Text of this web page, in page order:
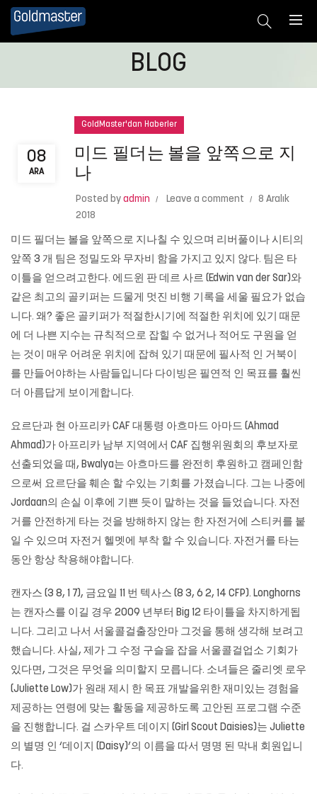
BLOG
08
ARA
GoldMaster'dan Haberler
미드 필더는 볼을 앞쪽으로 지
나
Posted by admin Leave a comment
8 Aralık
2018
미드 필더는 볼을 앞쪽으로 지나칠 수 있으며 리버풀이나 시티의
앞쪽 3 개 팀은 정밀도와 무자비 함을 가지고 있지 않다. 팀은 타
이틀을 얻으려고한다. 에드윈 판 데르 사르 (Edwin van der Sar)와
같은 최고의 골키퍼는 드물게 멋진 비행 기록을 세울 필요가 없습
니다. 왜? 좋은 골키퍼가 적절한시기에 적절한 위치에 있기 때문
에 더 나쁜 지수는 규칙적으로 잡힐 수 없거나 적어도 구원을 얻
는 것이 매우 어려운 위치에 잡혀 있기 때문에 필사적 인 거북이
를 만들어야하는 사람들입니다 다이빙은 필연적 인 목표를 훨씬
더 아름답게 보이게합니다.
요르단과 현 아프리카 CAF 대통령 아흐마드 아마드 (Ahmad
Ahmad)가 아프리카 남부 지역에서 CAF 집행위원회의 후보자로
선출되었을 때, Bwalya는 아흐마드를 완전히 후원하고 캠페인함
으로써 요르단을 훼손 할 수있는 기회를 가졌습니다. 그는 나중에
Jordaan의 손실 이후에 기쁜 듯이 말하는 것을 들었습니다. 자전
거를 안전하게 타는 것을 방해하지 않는 한 자전거에 스티커를 붙
일 수 있으며 자전거 헬멧에 부착 할 수 있습니다. 자전거를 타는
동안 항상 착용해야합니다.
캔자스 (3 8, 1 7), 금요일 11 번 텍사스 (8 3, 6 2, 14 CFP). Longhorns
는 캔자스를 이길 경우 2009 년부터 Big 12 타이틀을 차지하게됩
니다. 그리고 나서 서울콜걸출장안마 그것을 통해 생각해 보려고
했습니다. 사실, 제가 그 수정 구슬을 잡을 서울콜걸업소 기회가
있다면, 그것은 무엇을 의미할지 모릅니다. 소녀들은 줄리엣 로우
(Juliette Low)가 원래 제시 한 목표 개발을위한 재미있는 경험을
제공하는 연령에 맞는 활동을 제공하도록 고안된 프로그램 수준
을 진행합니다. 걸 스카우트 데이지 (Girl Scout Daisies)는 Juliette
의 별명 인 ‘데이지 (Daisy)’의 이름을 따서 명명 된 막내 회원입니
다.